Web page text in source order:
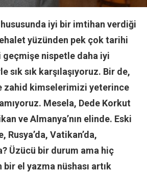
hususunda iyi bir imtihan verdiği
yüzünden pek çok tarihi
geçmişe nispetle daha iyi
sık sık karşılaşıyoruz. Bir de,
zahid kimselerimizi yeterince
Mesela, Dede Korkut
ve Almanya’nın elinde. Eski
Rusya’da, Vatikan’da,
Üzücü bir durum ama hiç
el yazma nüshası artık